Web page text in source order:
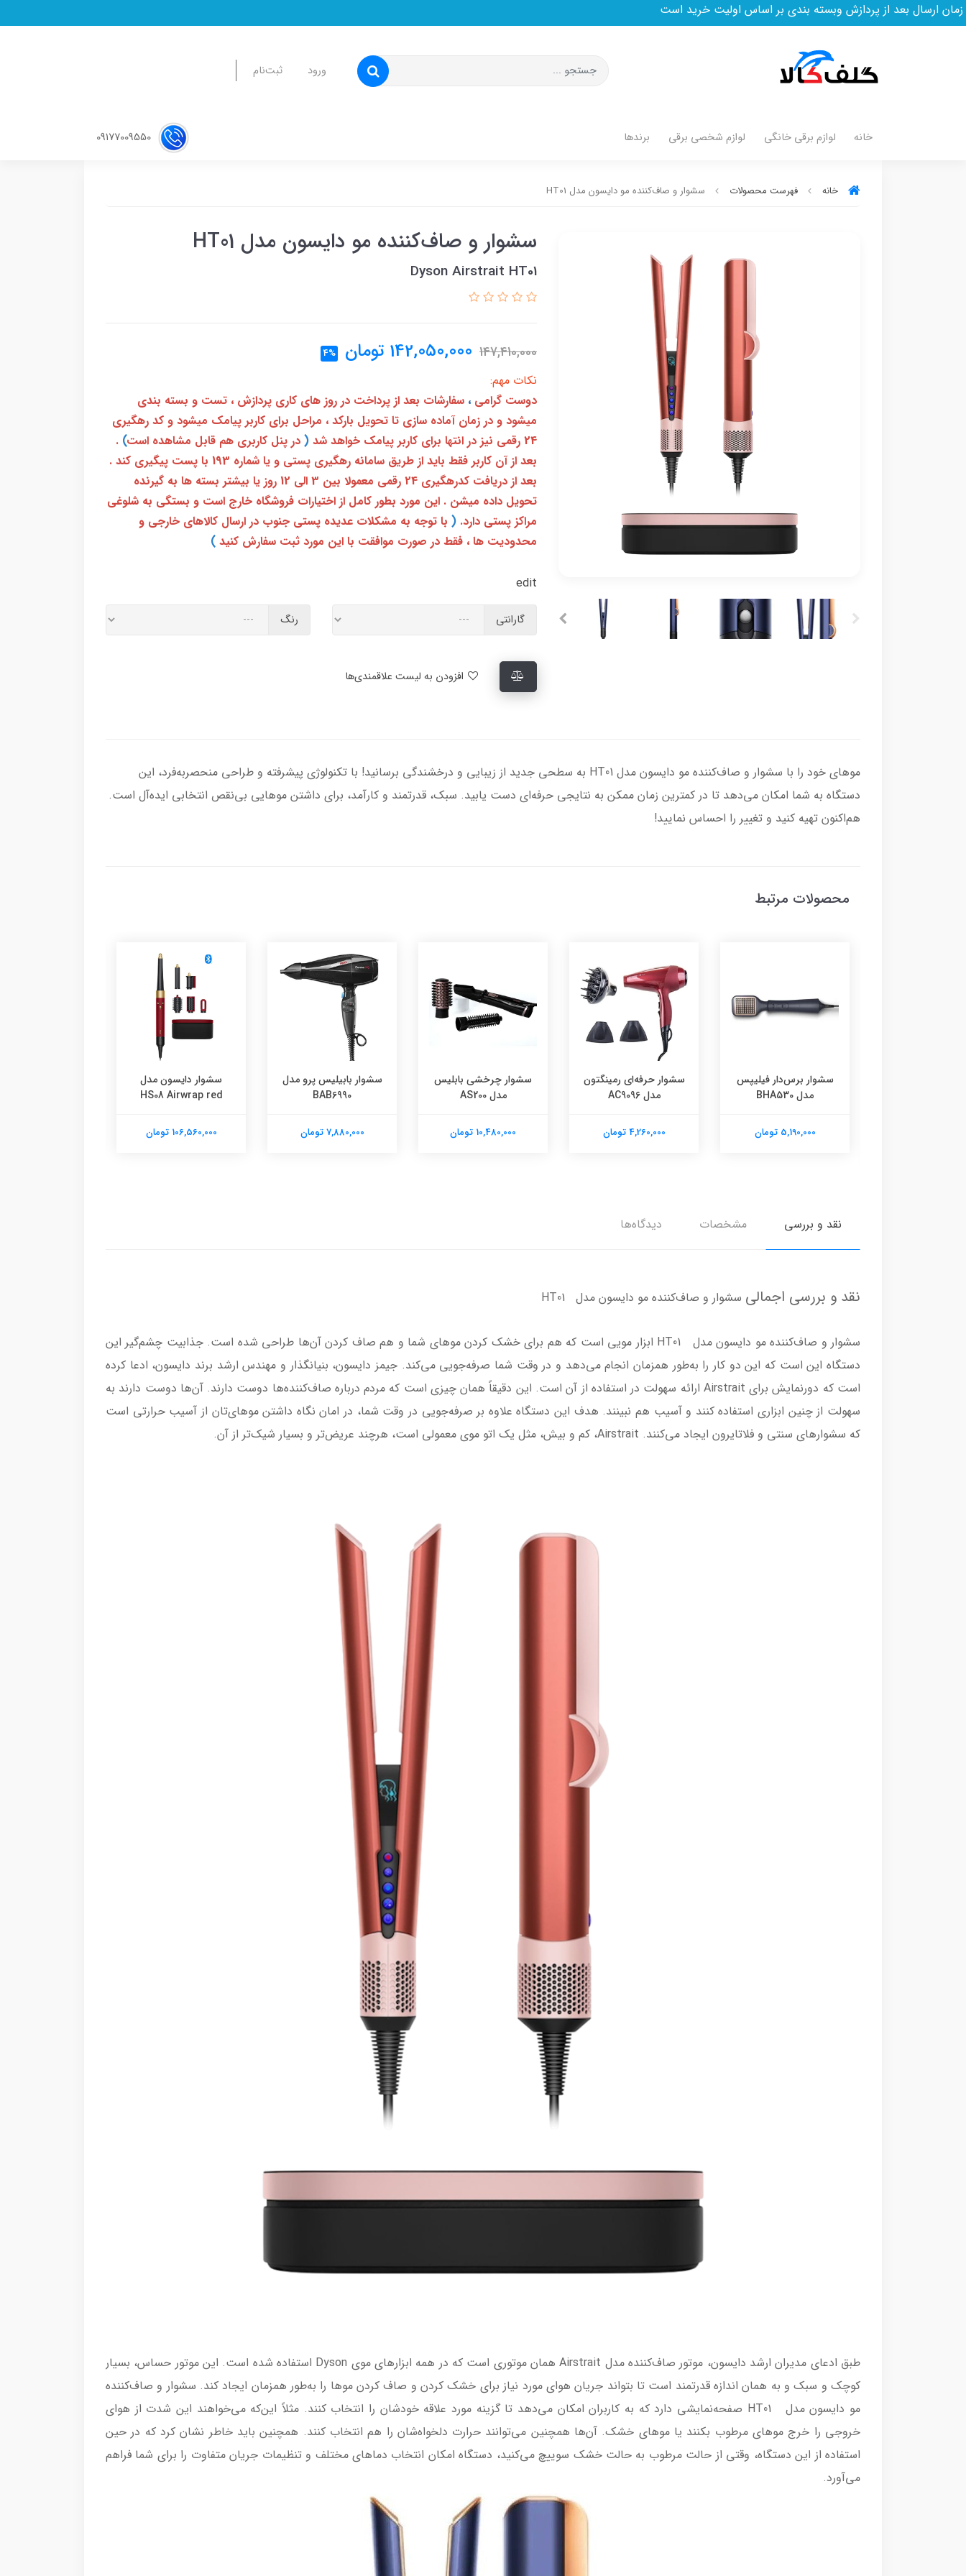
پردازش وبسته بندی بر اساس اولیت خرید است
ورود ثبت‌نام
خانه لوازم برقی خانگی لوازم شخصی برقی برندها
خانه فهرست محصولات سشوار و صاف‌کننده مو دایسون مدل HT01
سشوار و صاف‌کننده مو دایسون مدل HT01
Dyson Airstrait HT01
147,410,000
142,050,000 تومان 4%
نکات مهم:
دوست گرامی ، سفارشات بعد از پرداخت در روز های کاری پردازش ، تست و بسته بندی
میشود و در زمان آماده سازی تا تحویل بارکد ، مراحل برای کاربر پیامک میشود و کد رهگیری
24 رقمی نیز در انتها برای کاربر پیامک خواهد شد
( در پنل کاربری هم قابل مشاهده است)
.
بعد از آن کاربر فقط باید از طریق سامانه رهگیری پستی و یا شماره 193 با پست پیگیری کند .
بعد از دریافت کدرهگیری 24 رقمی معمولا بین 3 الی 12 روز یا بیشتر بسته ها به گیرنده
تحویل داده میشن . این مورد بطور کامل از اختیارات فروشگاه خارج است و بستگی به شلوغی
مراکز پستی دارد. ( با توجه به مشکلات عدیده پستی جنوب در ارسال کالاهای خارجی و
محدودیت ها ، فقط در صورت موافقت با این مورد ثبت سفارش کنید )
edit
گارانتی رنگ
موهای خود را با سشوار و صاف‌کننده مو دایسون مدل HT01 به سطحی جدید از زیبایی و درخشندگی برسانید! با تکنولوژی پیشرفته و طراحی منحصر‌به‌فرد، این
دستگاه به شما امکان می‌دهد تا در کمترین زمان ممکن به نتایجی حرفه‌ای دست یابید. سبک، قدرتمند و کارآمد، برای داشتن موهایی بی‌نقص انتخابی ایده‌آل است.
هم‌اکنون تهیه کنید و تغییر را احساس نمایید!
محصولات مرتبط
سشوار برس‌دار فیلیپس
مدل BHA530
5,190,000 تومان
سشوار حرفه‌ای رمینگتون
مدل AC9096
4,260,000 تومان
سشوار چرخشی بابلیس
مدل AS200
10,480,000 تومان
سشوار بابیلیس پرو مدل
BAB6990
7,880,000 تومان
سشوار دایسون مدل
HS08 Airwrap red
106,560,000 تومان
نقد و بررسی مشخصات دیدگاه‌ها
نقد و بررسی اجمالی سشوار و صاف‌کننده مو دایسون مدل HT01
سشوار و صاف‌کننده مو دایسون مدل HT01 ابزار مویی است که هم برای خشک کردن موهای شما و هم صاف کردن آن‌ها طراحی شده است. جذابیت چشم‌گیر این
دستگاه این است که این دو کار را به‌طور همزمان انجام می‌دهد و در وقت شما صرفه‌جویی می‌کند. جیمز دایسون، بنیانگذار و مهندس ارشد برند دایسون، ادعا کرده
است که دورنمایش برای Airstrait ارائه سهولت در استفاده از آن است. این دقیقاً همان چیزی است که مردم درباره صاف‌کننده‌ها دوست دارند. آن‌ها دوست دارند به
سهولت از چنین ابزاری استفاده کنند و آسیب هم نبینند. هدف این دستگاه علاوه بر صرفه‌جویی در وقت شما، در امان نگاه داشتن موهای‌تان از آسیب حرارتی است
که سشوارهای سنتی و فلاتایرون ایجاد می‌کنند. Airstrait، کم و بیش، مثل یک اتو موی معمولی است، هرچند عریض‌تر و بسیار شیک‌تر از آن.
طبق ادعای مدیران ارشد دایسون، موتور صاف‌کننده مدل Airstrait همان موتوری است که در همه ابزارهای موی Dyson استفاده شده است. این موتور حساس، بسیار
کوچک و سبک و به همان اندازه قدرتمند است تا بتواند جریان هوای مورد نیاز برای خشک کردن و صاف کردن موها را به‌طور همزمان ایجاد کند. سشوار و صاف‌کننده
مو دایسون مدل HT01 صفحه‌نمایشی دارد که به کاربران امکان می‌دهد تا گزینه مورد علاقه خودشان را انتخاب کنند. مثلاً این‌که می‌خواهند این شدت از هوای
خروجی را خرج موهای مرطوب بکنند یا موهای خشک. آن‌ها همچنین می‌توانند حرارت دلخواه‌شان را هم انتخاب کنند. همچنین باید خاطر نشان کرد که در حین
استفاده از این دستگاه، وقتی از حالت مرطوب به حالت خشک سوییچ می‌کنید، دستگاه امکان انتخاب دماهای مختلف و تنظیمات جریان متفاوت را برای شما فراهم
می‌آورد.